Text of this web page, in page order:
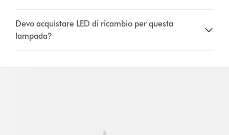
Devo acquistare LED di ricambio per questa
lampada?